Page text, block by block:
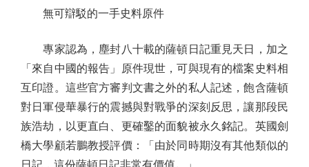
無可辯駁的一手史料原件
專家認為，塵封八十載的薩頓日記重見天日，加之
「來自中國的報告」原件現世，可與現有的檔案史料相
互印證。這些官方審判文書之外的私人記述，飽含薩頓
對日軍侵華暴行的震撼與對戰爭的深刻反思，讓那段民
族浩劫，以更直白、更確鑿的面貌被永久銘記。英國劍
橋大學顧若鵬教授評價：「由於同時期沒有其他類似的